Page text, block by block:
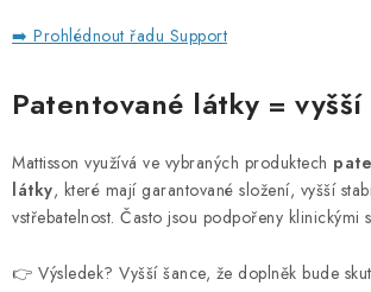
➡️ Prohlédnout řadu Support
Patentované látky =
Mattisson využívá ve vybraných produktech
látky, které mají garantované složení, vyšší
vstřebatelnost. Často jsou podpořeny klinickými
👉 Výsledek? Vyšší šance, že doplněk bude